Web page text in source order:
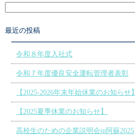
最近の投稿
令和８年度入社式
令和７年度優良安全運転管理者表彰
【2025‐2026年末年始休業のお知らせ】
【2025夏季休業のお知らせ】
高校生のための企業説明会in阿蘇2025